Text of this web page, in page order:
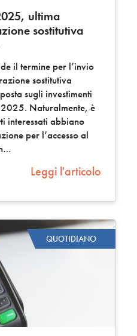
ultima
sostitutiva
il termine per l’invio
sostitutiva
sugli investimenti
Naturalmente, è
interessati abbiano
per l’accesso al
Leggi l'articolo
QUOTIDIANO